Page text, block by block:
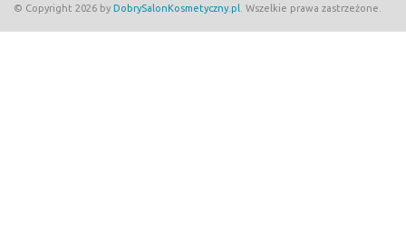
© Copyright 2026 by DobrySalonKosmetyczny.pl . Wszelkie prawa zastrzeżone.